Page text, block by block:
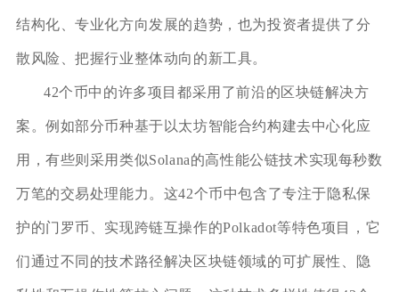
结构化、专业化方向发展的趋势，也为投资者提供了分
散风险、把握行业整体动向的新工具。
42个币中的许多项目都采用了前沿的区块链解决方
案。例如部分币种基于以太坊智能合约构建去中心化应
用，有些则采用类似Solana的高性能公链技术实现每秒数
万笔的交易处理能力。这42个币中包含了专注于隐私保
护的门罗币、实现跨链互操作的Polkadot等特色项目，它
们通过不同的技术路径解决区块链领域的可扩展性、隐